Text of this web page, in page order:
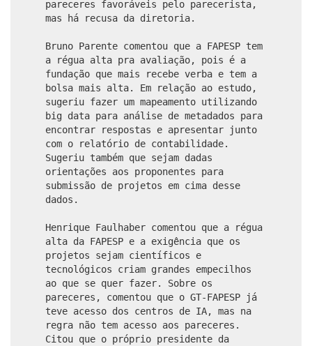
pareceres favoráveis pelo parecerista,
mas há recusa da diretoria.
Bruno Parente comentou que a FAPESP tem
a régua alta pra avaliação, pois é a
fundação que mais recebe verba e tem a
bolsa mais alta. Em relação ao estudo,
sugeriu fazer um mapeamento utilizando
big data para análise de metadados para
encontrar respostas e apresentar junto
com o relatório de contabilidade.
Sugeriu também que sejam dadas
orientações aos proponentes para
submissão de projetos em cima desse
dados.
Henrique Faulhaber comentou que a régua
alta da FAPESP e a exigência que os
projetos sejam científicos e
tecnológicos criam grandes empecilhos
ao que se quer fazer. Sobre os
pareceres, comentou que o GT-FAPESP já
teve acesso dos centros de IA, mas na
regra não tem acesso aos pareceres.
Citou que o próprio presidente da